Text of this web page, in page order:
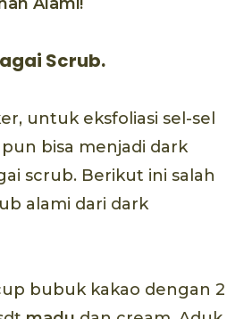
Scrub.
untuk eksfoliasi sel-sel
bisa menjadi dark
scrub. Berikut ini salah
alami dari dark
bubuk kakao dengan 2